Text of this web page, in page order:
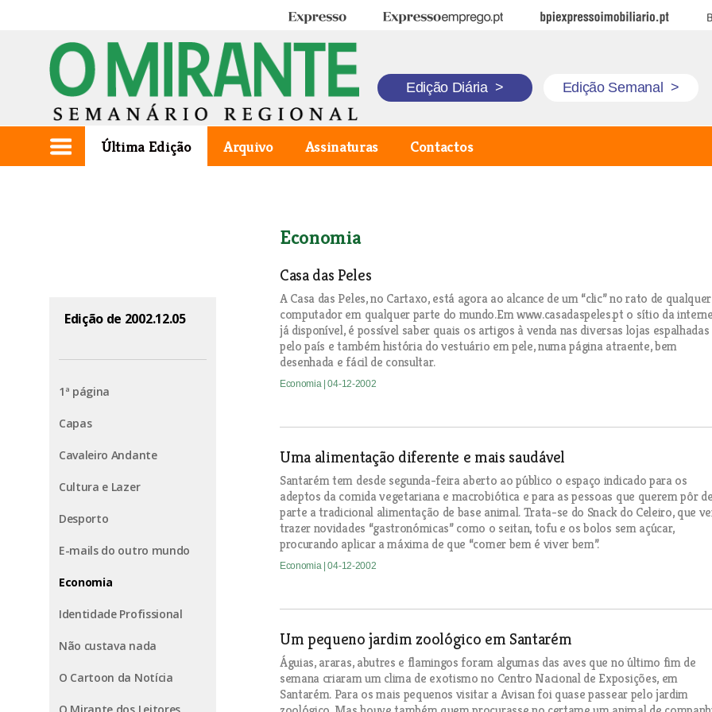
Expresso Expresso Emprego BPI Expresso Imobiliário
Edição Diária > Edição Semanal >
Última Edição Arquivo Assinaturas Contactos
Edição de 2002.12.05
1ª página
Capas
Cavaleiro Andante
Cultura e Lazer
Desporto
E-mails do outro mundo
Economia
Identidade Profissional
Não custava nada
O Cartoon da Notícia
Economia
Casa das Peles
A Casa das Peles, no Cartaxo, está agora ao alcance de um “clic” no rato de qualquer
computador em qualquer parte do mundo.Em www.casadaspeles.pt o sítio da
já disponível, é possível saber quais os artigos à venda nas diversas lojas espalhadas
pelo país e também história do vestuário em pele, numa página atraente, bem
desenhada e fácil de consultar.
Economia | 04-12-2002
Uma alimentação diferente e mais saudável
Santarém tem desde segunda-feira aberto ao público o espaço indicado para os
adeptos da comida vegetariana e macrobiótica e para as pessoas que querem pôr de
parte a tradicional alimentação de base animal. Trata-se do Snack do Celeiro, que
trazer novidades “gastronómicas” como o seitan, tofu e os bolos sem açúcar,
procurando aplicar a máxima de que “comer bem é viver bem”.
Economia | 04-12-2002
Um pequeno jardim zoológico em Santarém
Águias, araras, abutres e flamingos foram algumas das aves que no último fim de
semana criaram um clima de exotismo no Centro Nacional de Exposições, em
Santarém. Para os mais pequenos visitar a Avisan foi quase passear pelo jardim